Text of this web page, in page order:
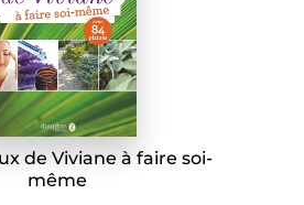
de Viviane à faire soi-
même